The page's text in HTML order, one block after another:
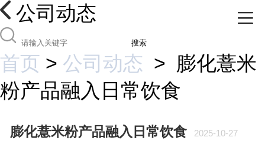
公司动态
搜索
首页 > 公司动态 > 膨化薏米
粉产品融入日常饮食
膨化薏米粉产品融入日常饮食 2025-10-27